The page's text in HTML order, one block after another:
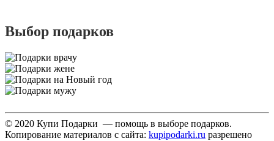
Выбор подарков
© 2020 Купи Подарки — помощь в выборе подарков.
Копирование материалов с сайта: kupipodarki.ru разрешено